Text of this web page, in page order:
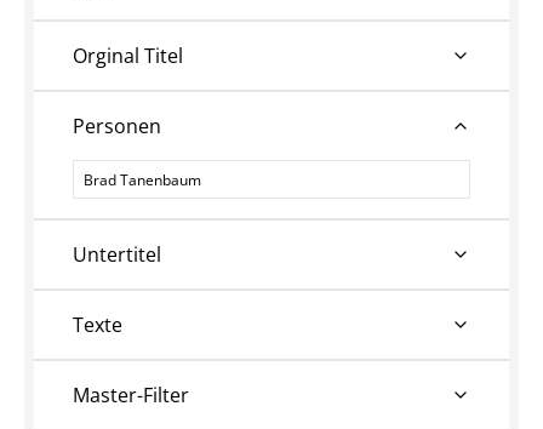
Orginal Titel
Personen
Personen
Untertitel
Texte
Master-Filter